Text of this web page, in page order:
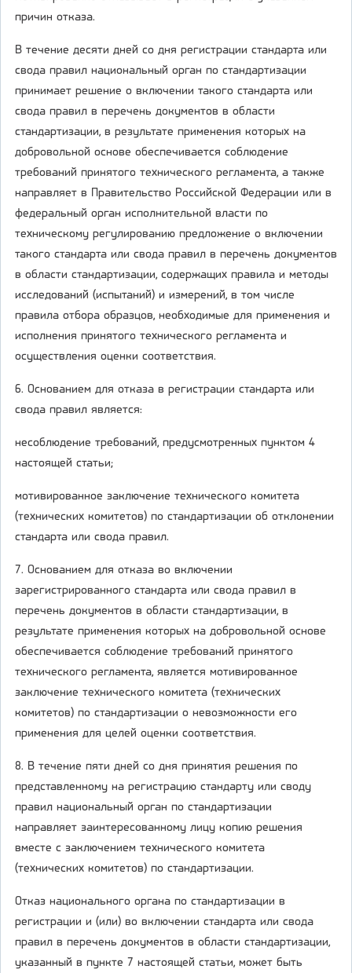
причин отказа.
В течение десяти дней со дня регистрации стандарта или
свода правил национальный орган по стандартизации
принимает решение о включении такого стандарта или
свода правил в перечень документов в области
стандартизации, в результате применения которых на
добровольной основе обеспечивается соблюдение
требований принятого технического регламента, а также
направляет в Правительство Российской Федерации или в
федеральный орган исполнительной власти по
техническому регулированию предложение о включении
такого стандарта или свода правил в перечень документов
в области стандартизации, содержащих правила и методы
исследований (испытаний) и измерений, в том числе
правила отбора образцов, необходимые для применения и
исполнения принятого технического регламента и
осуществления оценки соответствия.
6. Основанием для отказа в регистрации стандарта или
свода правил является:
несоблюдение требований, предусмотренных пунктом 4
настоящей статьи;
мотивированное заключение технического комитета
(технических комитетов) по стандартизации об отклонении
стандарта или свода правил.
7. Основанием для отказа во включении
зарегистрированного стандарта или свода правил в
перечень документов в области стандартизации, в
результате применения которых на добровольной основе
обеспечивается соблюдение требований принятого
технического регламента, является мотивированное
заключение технического комитета (технических
комитетов) по стандартизации о невозможности его
применения для целей оценки соответствия.
8. В течение пяти дней со дня принятия решения по
представленному на регистрацию стандарту или своду
правил национальный орган по стандартизации
направляет заинтересованному лицу копию решения
вместе с заключением технического комитета
(технических комитетов) по стандартизации.
Отказ национального органа по стандартизации в
регистрации и (или) во включении стандарта или свода
правил в перечень документов в области стандартизации,
указанный в пункте 7 настоящей статьи, может быть